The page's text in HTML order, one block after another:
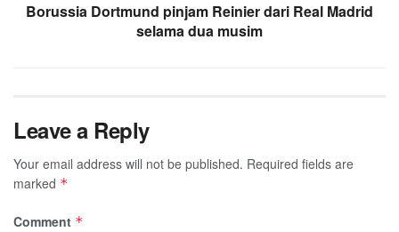
Borussia Dortmund pinjam Reinier dari Real Madrid
selama dua musim
Leave a Reply
Your email address will not be published. Required fields are
marked *
Comment *